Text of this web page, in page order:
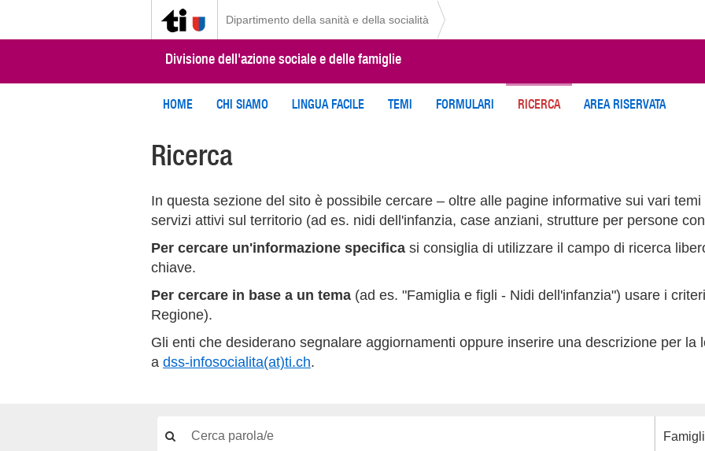
Dipartimento della sanità e della socialità
Divisione dell'azione sociale e delle famiglie
HOME CHI SIAMO LINGUA FACILE TEMI FORMULARI RICERCA AREA RISERVATA
Ricerca
In questa sezione del sito è possibile cercare – oltre alle pagine informative sui vari
servizi attivi sul territorio (ad es. nidi dell'infanzia, case anziani, strutture per persone
Per cercare un'informazione specifica si consiglia di utilizzare il campo di ricerca
chiave.
Per cercare in base a un tema (ad es. "Famiglia e figli - Nidi dell'infanzia") usare i
Regione).
Gli enti che desiderano segnalare aggiornamenti oppure inserire una descrizione per la
a dss-infosocialita(at)ti.ch.